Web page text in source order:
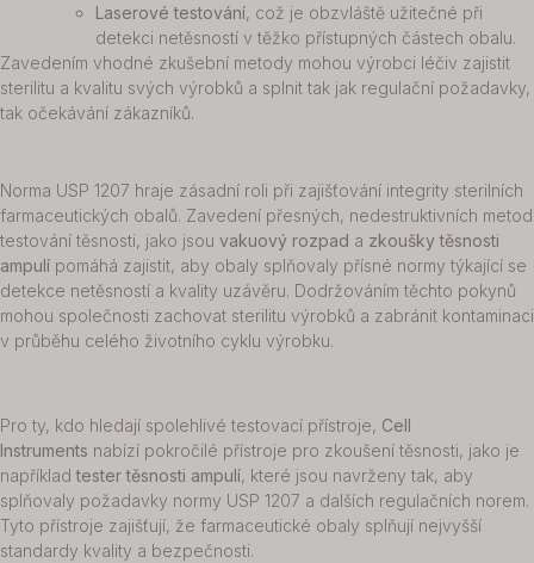
Laserové testování, což je obzvláště užitečné při
detekci netěsností v těžko přístupných částech obalu.
Zavedením vhodné zkušební metody mohou výrobci léčiv zajistit
sterilitu a kvalitu svých výrobků a splnit tak jak regulační požadavky,
tak očekávání zákazníků.
Norma USP 1207 hraje zásadní roli při zajišťování integrity sterilních
farmaceutických obalů. Zavedení přesných, nedestruktivních metod
testování těsnosti, jako jsou vakuový rozpad a zkoušky těsnosti
ampulí pomáhá zajistit, aby obaly splňovaly přísné normy týkající se
detekce netěsností a kvality uzávěru. Dodržováním těchto pokynů
mohou společnosti zachovat sterilitu výrobků a zabránit kontaminaci
v průběhu celého životního cyklu výrobku.
Pro ty, kdo hledají spolehlivé testovací přístroje, Cell
Instruments nabízí pokročilé přístroje pro zkoušení těsnosti, jako je
napříkladtester těsnosti ampulí, které jsou navrženy tak, aby
splňovaly požadavky normy USP 1207 a dalších regulačních norem.
Tyto přístroje zajišťují, že farmaceutické obaly splňují nejvyšší
standardy kvality a bezpečnosti.